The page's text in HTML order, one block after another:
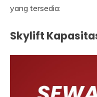
yang tersedia:
Skylift